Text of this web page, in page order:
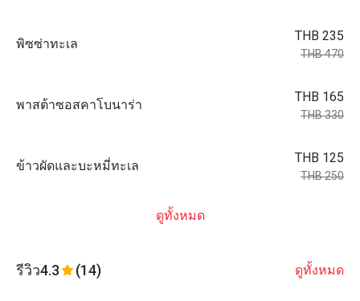
พิซซ่าทะเล
THB 235
THB 470
พาสต้าซอสคาโบนาร่า
THB 165
THB 330
ข้าวผัดและบะหมี่ทะเล
THB 125
THB 250
ดูทั้งหมด
รีวิว4.3 (14) ดูทั้งหมด